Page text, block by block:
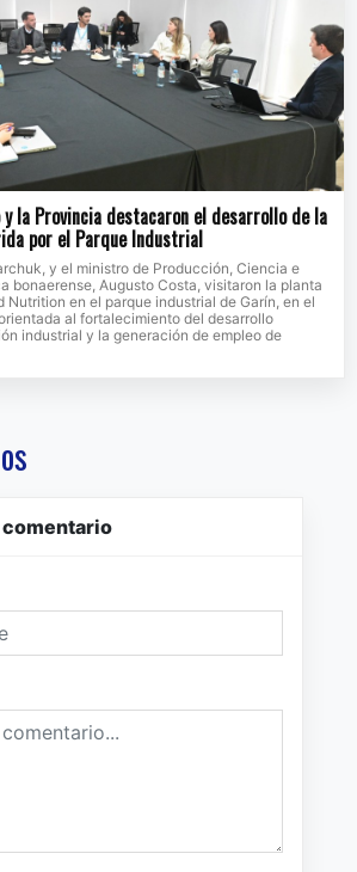
y la Provincia destacaron el desarrollo de la
por el Parque Industrial
y el ministro de Producción, Ciencia e
bonaerense, Augusto Costa, visitaron la planta
Nutrition en el parque industrial de Garín, en el
al fortalecimiento del desarrollo
industrial y la generación de empleo de